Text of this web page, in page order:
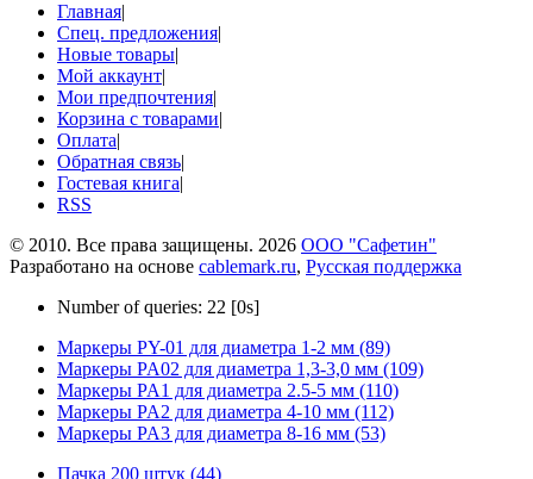
Главная|
Спец. предложения|
Новые товары|
Мой аккаунт|
Мои предпочтения|
Корзина с товарами|
Оплата|
Обратная связь|
Гостевая книга|
RSS
© 2010. Все права защищены. 2026 ООО "Сафетин"
Разработано на основе cablemark.ru, Русская поддержка
Number of queries: 22 [0s]
Маркеры PY-01 для диаметра 1-2 мм (89)
Маркеры PA02 для диаметра 1,3-3,0 мм (109)
Маркеры PA1 для диаметра 2.5-5 мм (110)
Маркеры PA2 для диаметра 4-10 мм (112)
Маркеры PA3 для диаметра 8-16 мм (53)
Пачка 200 штук (44)